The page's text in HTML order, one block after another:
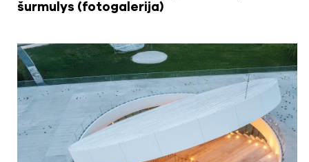
šurmulys (fotogalerija)